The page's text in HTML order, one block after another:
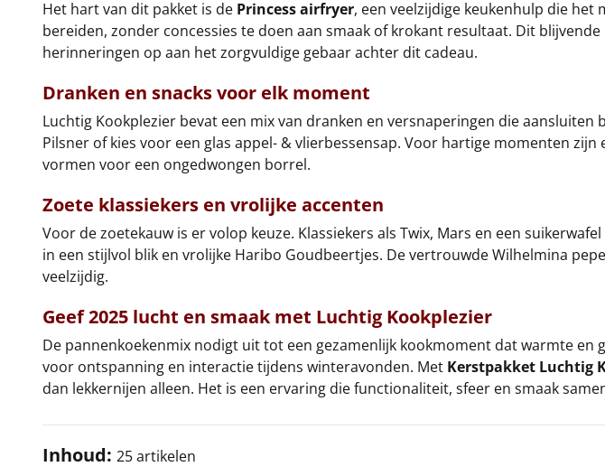
Het hart van dit pakket is de Princess airfryer, een veelzijdige keukenhulp die
bereiden, zonder concessies te doen aan smaak of krokant resultaat. Dit
herinneringen op aan het zorgvuldige gebaar achter dit cadeau.
Dranken en snacks voor elk moment
Luchtig Kookplezier bevat een mix van dranken en versnaperingen die
Pilsner of kies voor een glas appel- & vlierbessensap. Voor hartige momenten
vormen voor een ongedwongen borrel.
Zoete klassiekers en vrolijke accenten
Voor de zoetekauw is er volop keuze. Klassiekers als Twix, Mars en een
in een stijlvol blik en vrolijke Haribo Goudbeertjes. De vertrouwde Wilhelmina
veelzijdig.
Geef 2025 lucht en smaak met Luchtig Kookplezier
De pannenkoekenmix nodigt uit tot een gezamenlijk kookmoment dat warmte
voor ontspanning en interactie tijdens winteravonden. Met Kerstpakket Luchtig
dan lekkernijen alleen. Het is een ervaring die functionaliteit, sfeer en smaak
Inhoud: 25 artikelen